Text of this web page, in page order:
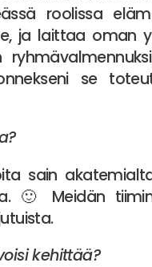
roolissa
ja laittaa oman
se
sain
🙂 Meidän
kehittää?